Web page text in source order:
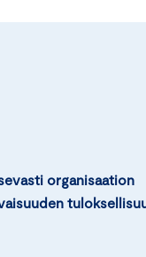
organisaation